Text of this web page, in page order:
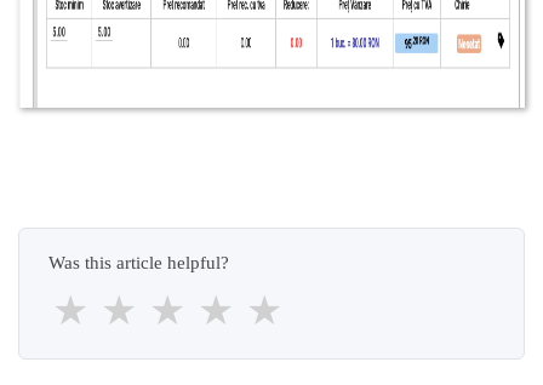
Was this article helpful?
★ ★ ★ ★ ★